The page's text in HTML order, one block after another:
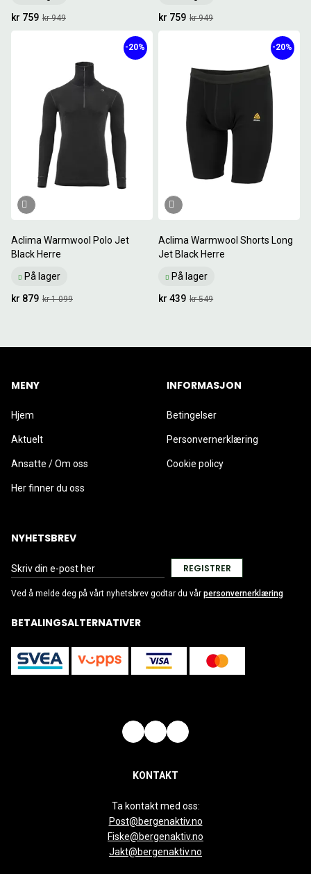
kr 949
kr 759 kr 949
kr 759
Aclima Warmwool Polo Jet
Black Herre
På lager
-20%
kr 1 099
kr 879
Aclima Warmwool Shorts Long
Jet Black Herre
På lager
-20%
kr 549
kr 439
MENY
Hjem
Aktuelt
Ansatte / Om oss
Her finner du oss
INFORMASJON
Betingelser
Personvernerklæring
Cookie policy
NYHETSBREV
REGISTRER
Ved å melde deg på vårt nyhetsbrev godtar du vår personvernerklæring
BETALINGSALTERNATIVER
KONTAKT
Ta kontakt med oss:
Post@bergenaktiv.no
Fiske@bergenaktiv.no
Jakt@bergenaktiv.no